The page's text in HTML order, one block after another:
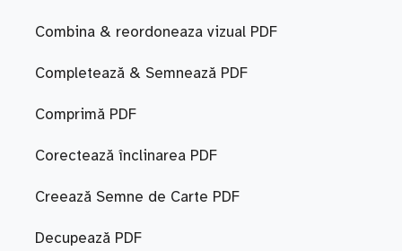
Combina & reordoneaza vizual PDF
Completează & Semnează PDF
Comprimă PDF
Corectează înclinarea PDF
Creează Semne de Carte PDF
Decupează PDF